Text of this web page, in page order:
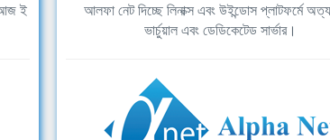
আজ ই
আলফা নেট দিচ্ছে লিনাক্স এবং উইন্ডোস প্লাটফর্মে
ভার্চুয়াল এবং ডেডিকেটেড সার্ভার।